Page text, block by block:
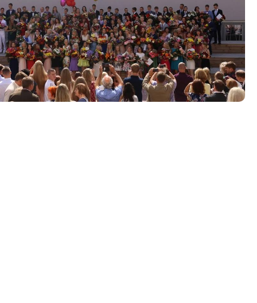
Toitlustamine
Virtuaaltuur
Õpilasesindus
Kontaktid
Tööpakkumised